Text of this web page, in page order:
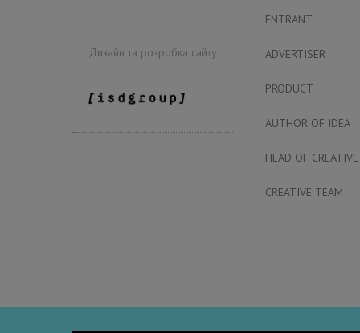
Дизайн та розробка сайту
ENTRANT
ADVERTISER
PRODUCT
AUTHOR OF IDEA
HEAD OF CREATIVE
CREATIVE TEAM